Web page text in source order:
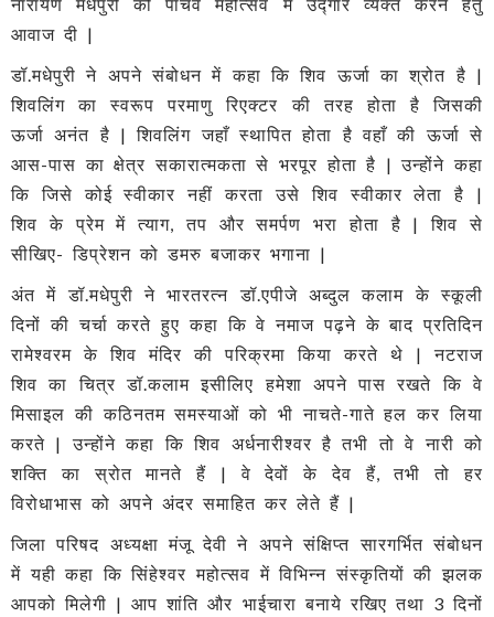
नारायण मधेपुरी को पाँचवें महोत्सव में उद्गार व्यक्त करने हेतु
आवाज दी |
डॉ.मधेपुरी ने अपने संबोधन में कहा कि शिव ऊर्जा का श्रोत है |
शिवलिंग का स्वरूप परमाणु रिएक्टर की तरह होता है जिसकी
ऊर्जा अनंत है | शिवलिंग जहाँ स्थापित होता है वहाँ की ऊर्जा से
आस-पास का क्षेत्र सकारात्मकता से भरपूर होता है | उन्होंने कहा
कि जिसे कोई स्वीकार नहीं करता उसे शिव स्वीकार लेता है |
शिव के प्रेम में त्याग, तप और समर्पण भरा होता है | शिव से
सीखिए- डिप्रेशन को डमरु बजाकर भगाना |
अंत में डॉ.मधेपुरी ने भारतरत्न डॉ.एपीजे अब्दुल कलाम के स्कूली
दिनों की चर्चा करते हुए कहा कि वे नमाज पढ़ने के बाद प्रतिदिन
रामेश्वरम के शिव मंदिर की परिक्रमा किया करते थे | नटराज
शिव का चित्र डॉ.कलाम इसीलिए हमेशा अपने पास रखते कि वे
मिसाइल की कठिनतम समस्याओं को भी नाचते-गाते हल कर लिया
करते | उन्होंने कहा कि शिव अर्धनारीश्वर है तभी तो वे नारी को
शक्ति का स्रोत मानते हैं | वे देवों के देव हैं, तभी तो हर
विरोधाभास को अपने अंदर समाहित कर लेते हैं |
जिला परिषद अध्यक्षा मंजू देवी ने अपने संक्षिप्त सारगर्भित संबोधन
में यही कहा कि सिंहेश्वर महोत्सव में विभिन्न संस्कृतियों की झलक
आपको मिलेगी | आप शांति और भाईचारा बनाये रखिए तथा 3 दिनों